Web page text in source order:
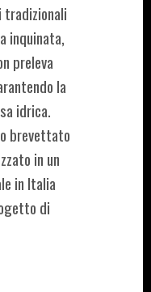
tradizionali
inquinata,
preleva
la
idrica.
brevettato
in un
in Italia
di